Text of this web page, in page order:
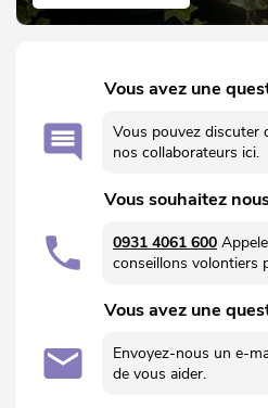
Vous avez une
Vous pouvez discuter
nos collaborateurs ici.
Vous souhaitez
0931 4061 600
conseillons volontiers
Vous avez une
Envoyez-nous un e-
de vous aider.